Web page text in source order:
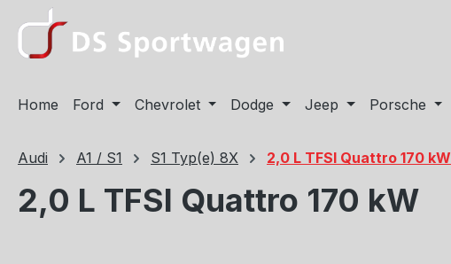
Hauptinhalt springen
Zur Suche springen
Zur Hauptnavigation springen
Home Ford Chevrolet Dodge Jeep Porsche
Audi A1 / S1 S1 Typ(e) 8X 2,0 L TFSI Quattro 170 kW
2,0 L TFSI Quattro 170 kW